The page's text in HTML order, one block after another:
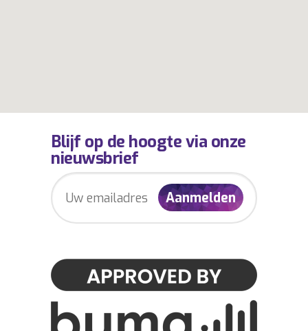
Blijf op de hoogte via onze
nieuwsbrief